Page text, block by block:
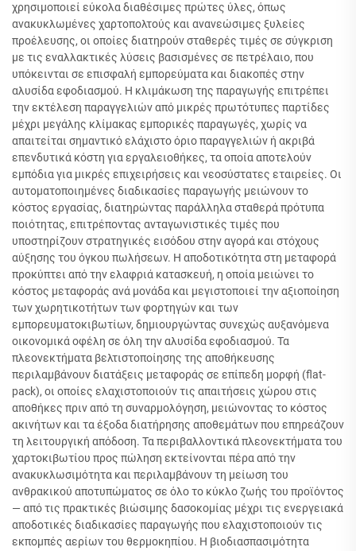
χρησιμοποιεί εύκολα διαθέσιμες πρώτες ύλες, όπως
ανακυκλωμένες χαρτοπολτούς και ανανεώσιμες ξυλείες
προέλευσης, οι οποίες διατηρούν σταθερές τιμές σε σύγκριση
με τις εναλλακτικές λύσεις βασισμένες σε πετρέλαιο, που
υπόκεινται σε επισφαλή εμπορεύματα και διακοπές στην
αλυσίδα εφοδιασμού. Η κλιμάκωση της παραγωγής επιτρέπει
την εκτέλεση παραγγελιών από μικρές πρωτότυπες παρτίδες
μέχρι μεγάλης κλίμακας εμπορικές παραγωγές, χωρίς να
απαιτείται σημαντικό ελάχιστο όριο παραγγελιών ή ακριβά
επενδυτικά κόστη για εργαλειοθήκες, τα οποία αποτελούν
εμπόδια για μικρές επιχειρήσεις και νεοσύστατες εταιρείες. Οι
αυτοματοποιημένες διαδικασίες παραγωγής μειώνουν το
κόστος εργασίας, διατηρώντας παράλληλα σταθερά πρότυπα
ποιότητας, επιτρέποντας ανταγωνιστικές τιμές που
υποστηρίζουν στρατηγικές εισόδου στην αγορά και στόχους
αύξησης του όγκου πωλήσεων. Η αποδοτικότητα στη μεταφορά
προκύπτει από την ελαφριά κατασκευή, η οποία μειώνει το
κόστος μεταφοράς ανά μονάδα και μεγιστοποιεί την αξιοποίηση
των χωρητικοτήτων των φορτηγών και των
εμπορευματοκιβωτίων, δημιουργώντας συνεχώς αυξανόμενα
οικονομικά οφέλη σε όλη την αλυσίδα εφοδιασμού. Τα
πλεονεκτήματα βελτιστοποίησης της αποθήκευσης
περιλαμβάνουν διατάξεις μεταφοράς σε επίπεδη μορφή (flat-
pack), οι οποίες ελαχιστοποιούν τις απαιτήσεις χώρου στις
αποθήκες πριν από τη συναρμολόγηση, μειώνοντας το κόστος
ακινήτων και τα έξοδα διατήρησης αποθεμάτων που επηρεάζουν
τη λειτουργική απόδοση. Τα περιβαλλοντικά πλεονεκτήματα του
χαρτοκιβωτίου προς πώληση εκτείνονται πέρα από την
ανακυκλωσιμότητα και περιλαμβάνουν τη μείωση του
ανθρακικού αποτυπώματος σε όλο το κύκλο ζωής του προϊόντος
— από τις πρακτικές βιώσιμης δασοκομίας μέχρι τις ενεργειακά
αποδοτικές διαδικασίες παραγωγής που ελαχιστοποιούν τις
εκπομπές αερίων του θερμοκηπίου. Η βιοδιασπασιμότητα